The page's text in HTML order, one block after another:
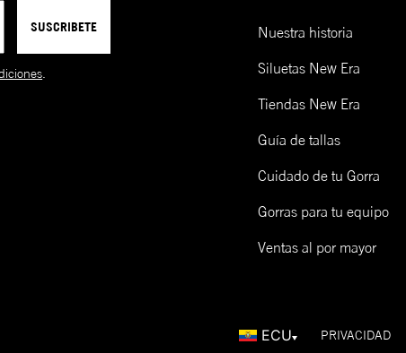
SUSCRIBETE Nuestra historia
Siluetas New Era
Tiendas New Era
Guía de tallas
Cuidado de tu Gorra
Gorras para tu equipo
Ventas al por mayor
ECU PRIVACIDAD